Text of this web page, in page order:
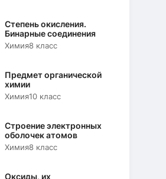
Степень окисления.
Бинарные соединения
Химия8 класс
Предмет органической
химии
Химия10 класс
Строение электронных
оболочек атомов
Химия8 класс
Оксиды, их